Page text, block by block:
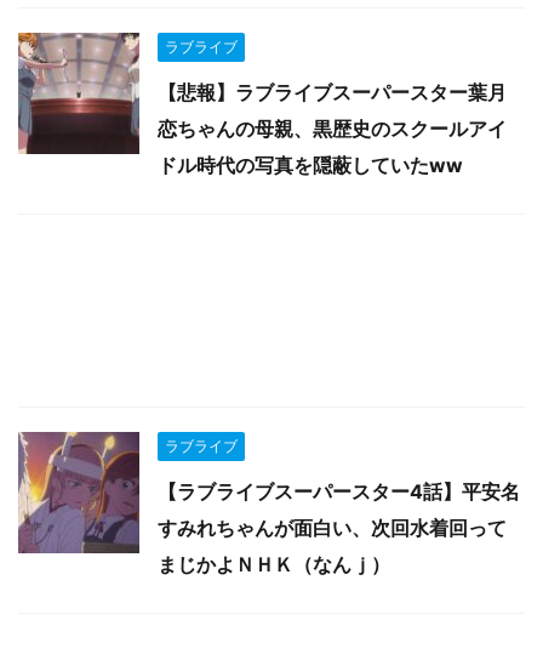
ラブライブ
【悲報】ラブライブスーパースター葉月
恋ちゃんの母親、黒歴史のスクールアイ
ドル時代の写真を隠蔽していたww
ラブライブ
【ラブライブスーパースター4話】平安名
すみれちゃんが面白い、次回水着回って
まじかよＮＨＫ（なんｊ）